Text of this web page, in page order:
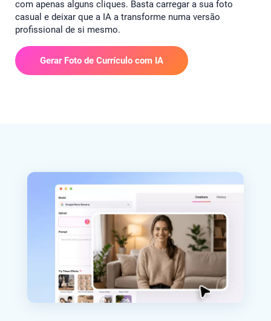
com apenas alguns cliques. Basta carregar a sua foto
casual e deixar que a IA a transforme numa versão
profissional de si mesmo.
Gerar Foto de Currículo com IA